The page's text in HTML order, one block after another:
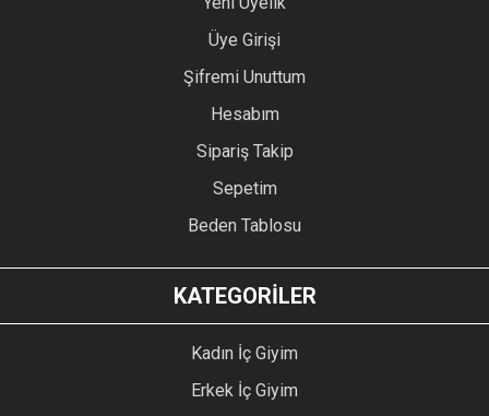
Üye Girişi
Şifremi Unuttum
Hesabım
Sipariş Takip
Sepetim
Beden Tablosu
KATEGORİLER
Kadın İç Giyim
Erkek İç Giyim